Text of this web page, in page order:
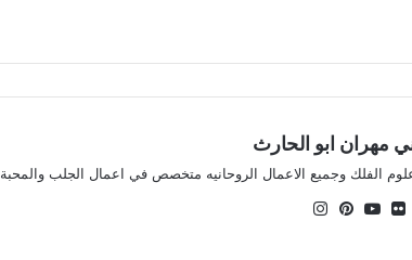
مهران ابو الحارث
الفلك وجميع الاعمال الروحانيه متخصص في اعمال الجلب
لينكدإن
صور يوتيوببينتيريست